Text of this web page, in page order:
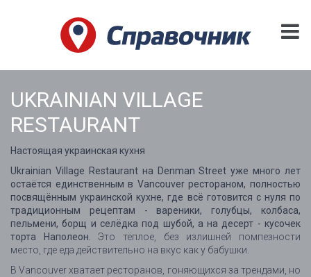
UKRAINIAN VILLAGE
RESTAURANT
Настоящая украинская кухня
Ukrainian Village Restaurant на Denman Street уже много лет
остаётся единственным в Vancouver рестораном, полностью
посвящённым украинской кухне, где всё готовится с нуля по
традиционным рецептам - вареники, голубцы, колбаса,
пельмени, борщ и селёдка под шубой, а на десерт - кусочек
торта Наполеон.
Это тёплое, без излишней помпезности
место, где еда действительно на вкус как у бабушки.
В Vancouver хватает ресторанов, гоняющихся за трендами, но